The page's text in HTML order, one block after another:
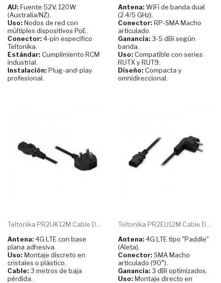
AU: Fuente 52V, 120W
(Australia/NZ).
Uso: Nodos de red con
múltiples dispositivos PoE.
Conector: 4-pin específico
Teltonika.
Estándar: Cumplimiento RCM
industrial.
Instalación: Plug-and-play
profesional.
Antena: WiFi de banda dual
(2.4/5 GHz).
Conector: RP-SMA Macho
articulado.
Ganancia: 3-5 dBi según
banda.
Uso: Compatible con series
RUTX y RUT9.
Diseño: Compacta y
omnidireccional.
Antena: 4G LTE con base
plana adhesiva.
Uso: Montaje discreto en
cristales o plástico.
Cable: 3 metros de baja
pérdida.
Antena: 4G LTE tipo "Paddle"
(Aleta).
Conector: SMA Macho
articulado (90°).
Ganancia: 3 dBi optimizados.
Uso: Montaje directo en